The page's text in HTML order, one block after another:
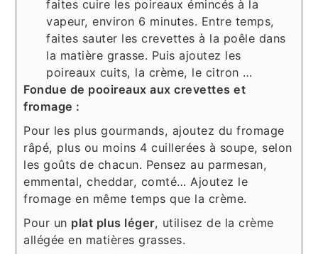
faites cuire les poireaux émincés à la
vapeur, environ 6 minutes. Entre temps,
faites sauter les crevettes à la poêle dans
la matière grasse. Puis ajoutez les
poireaux cuits, la crème, le citron …
Fondue de pooireaux aux crevettes et
fromage :
Pour les plus gourmands, ajoutez du fromage
râpé, plus ou moins 4 cuillerées à soupe, selon
les goûts de chacun. Pensez au parmesan,
emmental, cheddar, comté… Ajoutez le
fromage en même temps que la crème.
Pour un plat plus léger, utilisez de la crème
allégée en matières grasses.